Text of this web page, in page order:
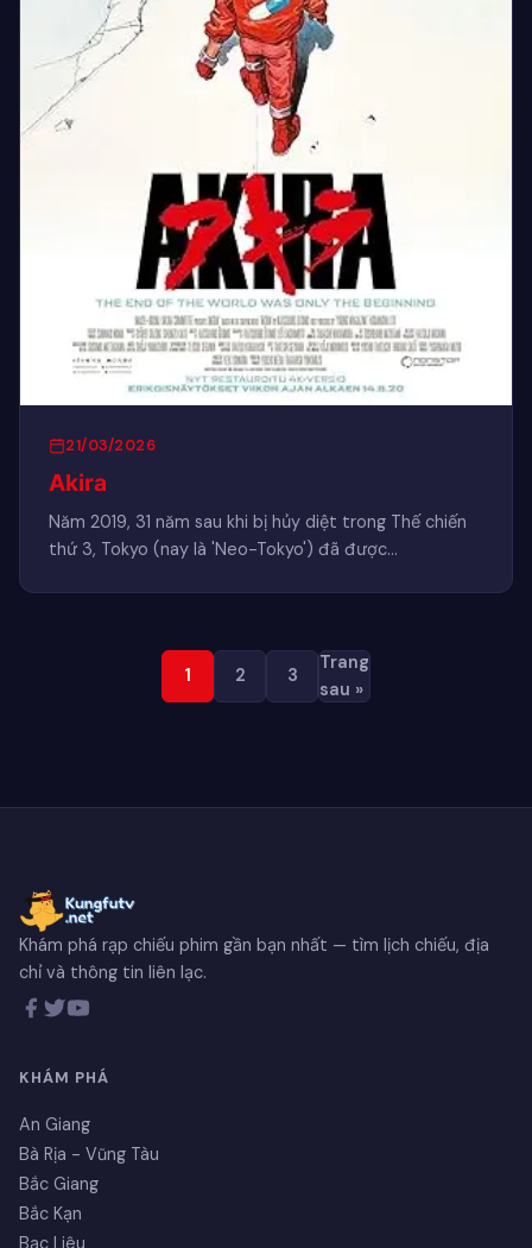
21/03/2026
Akira
Năm 2019, 31 năm sau khi bị hủy diệt trong Thế chiến
thứ 3, Tokyo (nay là 'Neo-Tokyo') đã được…
1 2 3
Trang
sau »
Khám phá rạp chiếu phim gần bạn nhất — tìm lịch chiếu, địa
chỉ và thông tin liên lạc.
KHÁM PHÁ
An Giang
Bà Rịa - Vũng Tàu
Bắc Giang
Bắc Kạn
Bạc Liêu